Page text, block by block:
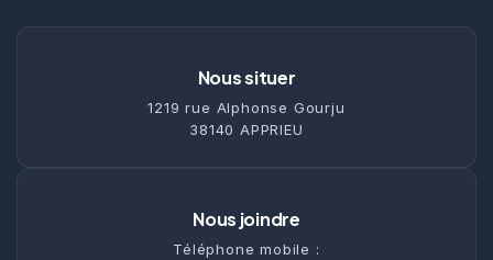
Nous situer
1219 rue Alphonse Gourju
38140 APPRIEU
Nous joindre
Téléphone mobile :